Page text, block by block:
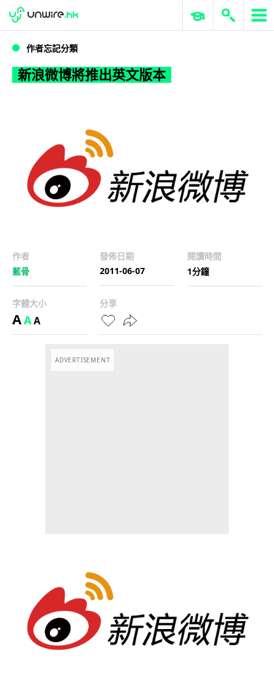
新浪微博將推出英文版本
WWDC 2026 ERP 與商業 AI
作者忘記分類
新浪微博將推出英文版本
作者
藍骨
發佈日期
2011-06-07
閱讀時間
1分鐘
字體大小
AAA
分享
ADVERTISEMENT